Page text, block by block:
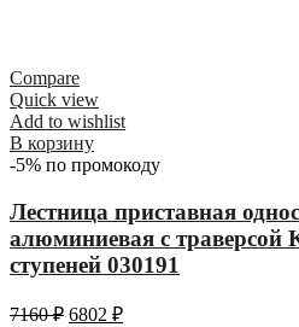
Compare
Quick view
Add to wishlist
В корзину
-5% по промокоду
Лестница приставная
алюминиевая с траверсой
ступеней 030191
7160₽ 6802 ₽